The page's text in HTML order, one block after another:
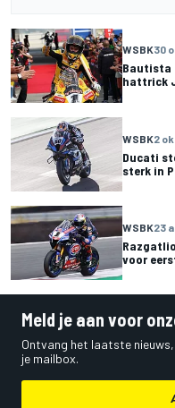
WSBK30
Bautista
hattrick
WSBK2
Ducati
sterk in
WSBK23
voor
Meld je aan voor
Ontvang het laatste
je mailbox.